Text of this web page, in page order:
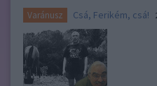
Varánusz Csá, Ferikém, csá!